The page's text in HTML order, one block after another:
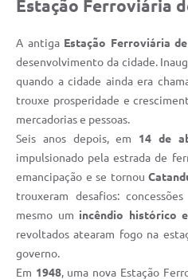
Estação Ferroviária
A antiga Estação Ferroviária
desenvolvimento da cidade.
quando a cidade ainda era
trouxe prosperidade e
mercadorias e pessoas.
Seis anos depois, em 14 de
impulsionado pela estrada de
emancipação e se tornou
trouxeram desafios:
mesmo um incêndio histórico
revoltados atearam fogo na
governo.
Em 1948, uma nova Estação